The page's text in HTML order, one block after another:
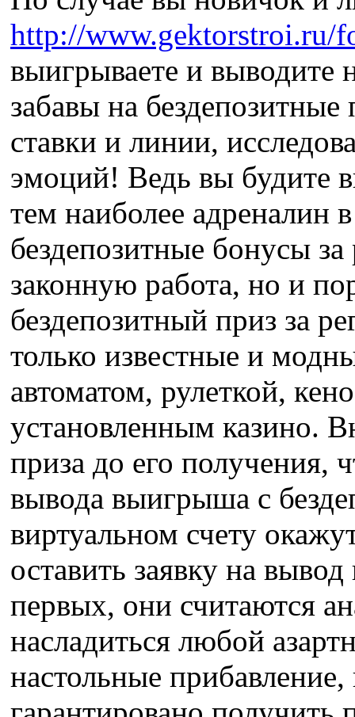
http://www.gektorstroi.ru/
выигрываете и выводите
забавы на
ставки и линии,
эмоций! Ведь вы будите
тем наиболее адреналин
бездепозитные бонусы
законную работа, но и
бездепозитный приз за
только известные и
автоматом, рулеткой,
установленным казино.
приза до его получения,
вывода выигрыша с
виртуальном счету
оставить заявку на
первых, они считаются
насладиться любой
настольные